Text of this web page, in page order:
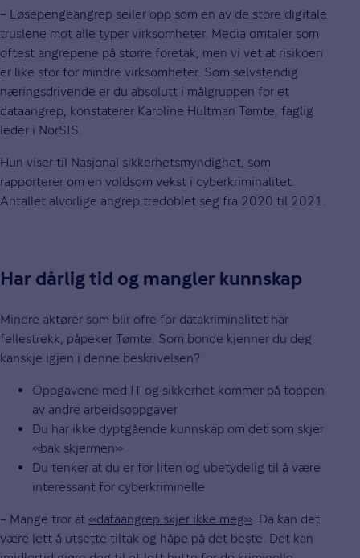
– Løsepengeangrep seiler opp som en av de store digitale
truslene mot alle typer virksomheter. Media omtaler som
oftest angrepene på større foretak, men vi vet at risikoen
er like stor for mindre virksomheter. Som selvstendig
næringsdrivende er du absolutt i målgruppen for et
dataangrep, konstaterer Karoline Hultman Tømte, faglig
leder i NorSIS.
Hun viser til Nasjonal sikkerhetsmyndighet, som
rapporterer om en voldsom vekst i cyberkriminalitet.
Antallet alvorlige angrep tredoblet seg fra 2020 til 2021.
Har dårlig tid og mangler kunnskap
Mindre aktører som blir ofre for datakriminalitet har
fellestrekk, påpeker Tømte. Som bonde kjenner du deg
kanskje igjen i denne beskrivelsen?
Oppgavene med IT og sikkerhet kommer på toppen
av andre arbeidsoppgaver
Du har ikke dyptgående kunnskap om det som skjer
«bak skjermen»
Du tenker at du er for liten og ubetydelig til å være
interessant for cyberkriminelle
– Mange tror at «dataangrep skjer ikke meg». Da kan det
være lett å utsette tiltak og håpe på det beste. Det kan